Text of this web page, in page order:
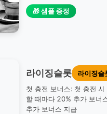
🎁 샘플 증정
라이징슬롯
라이징슬
첫 충전 보너스: 첫 충전
할 때마다 20% 추가 보너
추가 보너스 지급